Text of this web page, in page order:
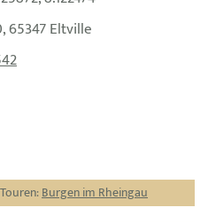
65347 Eltville
Burgen im Rheingau